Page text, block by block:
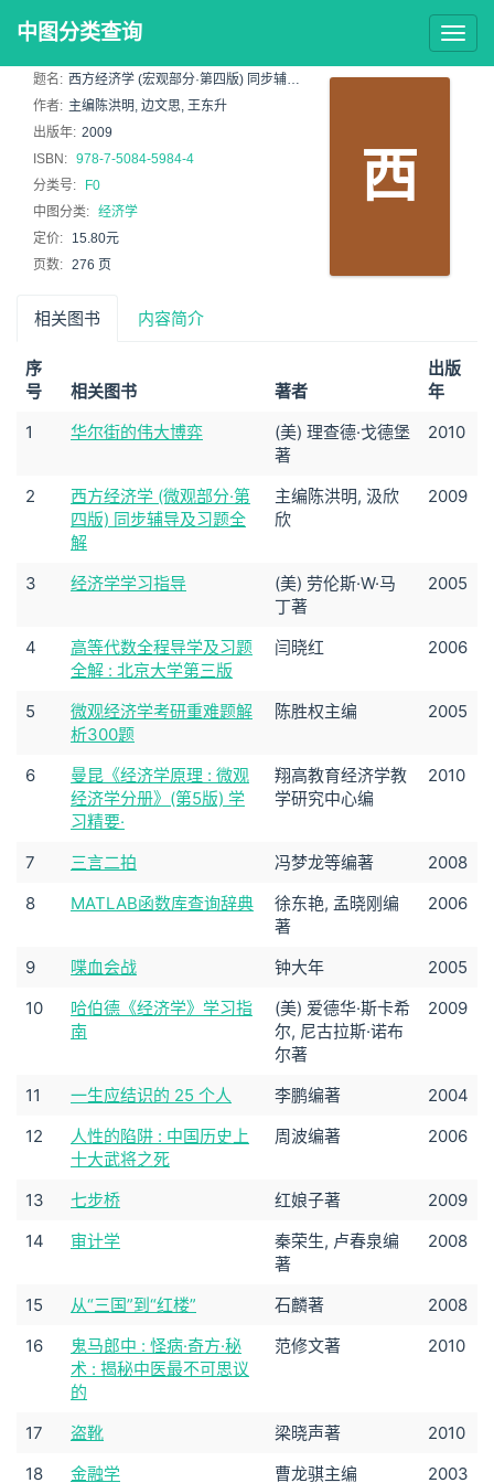
中图分类查询
西
题名: 西方经济学 (宏观部分·第四版) 同步辅导及习题全解
作者: 主编陈洪明, 边文思, 王东升
出版年: 2009
ISBN: 978-7-5084-5984-4
分类号:
F0
中图分类: 经济学
定价:
15.80元
页数: 276 页
相关图书 内容简介
序
号
相关图书 著者
出版
年
1
华尔街的伟大博弈
(美) 理查德·戈德堡
著
2010
2
西方经济学 (微观部分·第
四版) 同步辅导及习题全
解
主编陈洪明, 汲欣
欣
2009
3 经济学学习指导
(美) 劳伦斯·W·马
丁著
2005
4
高等代数全程导学及习题
全解 : 北京大学第三版
闫晓红 2006
5
微观经济学考研重难题解
析300题
陈胜权主编 2005
6
曼昆《经济学原理 : 微观
经济学分册》(第5版) 学
习精要·
翔高教育经济学教
学研究中心编
2010
7 三言二拍 冯梦龙等编著
2008
8
MATLAB函数库查询辞典
徐东艳, 孟晓刚编
著
2006
9 喋血会战 钟大年
2005
10
哈伯德《经济学》学习指
南
(美) 爱德华·斯卡希
尔, 尼古拉斯·诺布
尔著
2009
11 一生应结识的 25 个人 李鹏编著
2004
12
人性的陷阱 : 中国历史上
十大武将之死
周波编著 2006
13 七步桥 红娘子著
2009
14
审计学
秦荣生, 卢春泉编
著
2008
15 从“三国”到“红楼” 石麟著
2008
16
鬼马郎中 : 怪病·奇方·秘
术 : 揭秘中医最不可思议
的
范修文著 2010
17 盗靴 梁晓声著
2010
18
金融学 曹龙骐主编 2003